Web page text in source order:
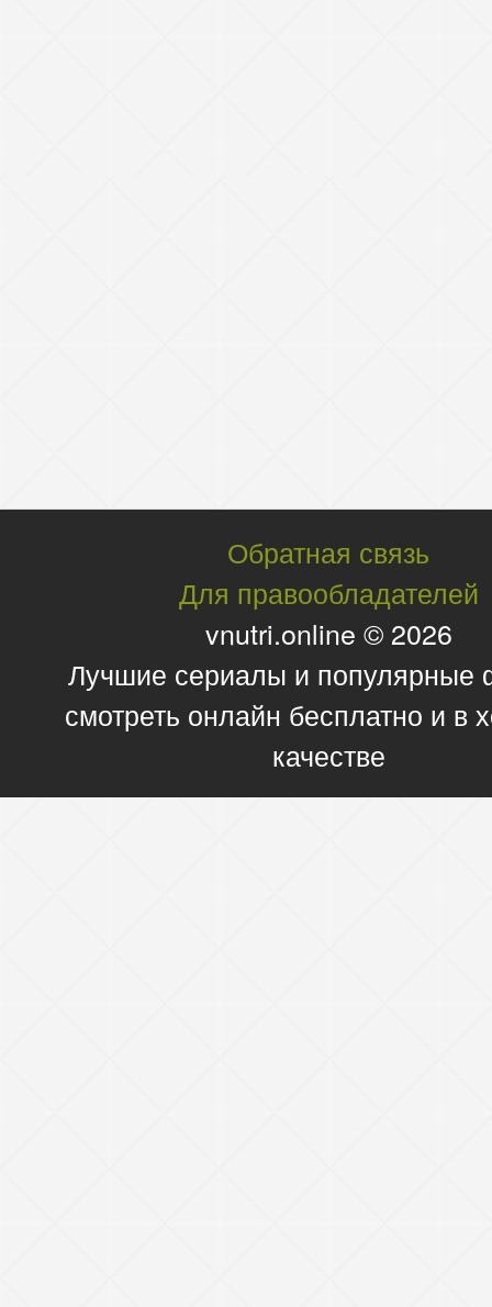
Обратная связь
Для правообладателей
vnutri.online © 2026
Лучшие сериалы и
смотреть онлайн бесплатно и в
качестве